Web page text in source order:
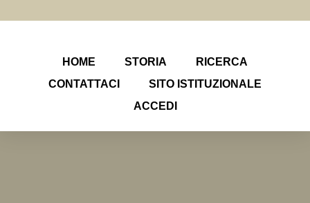
HOME STORIA
RICERCA
CONTATTACI
SITO ISTITUZIONALE
ACCEDI